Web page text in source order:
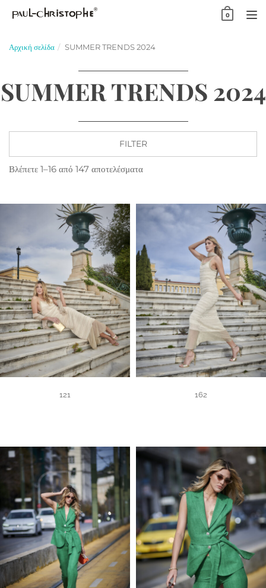
0
Αρχική σελίδα SUMMER TRENDS 2024
SUMMER TRENDS 2024
FILTER
Βλέπετε 1–16 από 147 αποτελέσματα
121 162